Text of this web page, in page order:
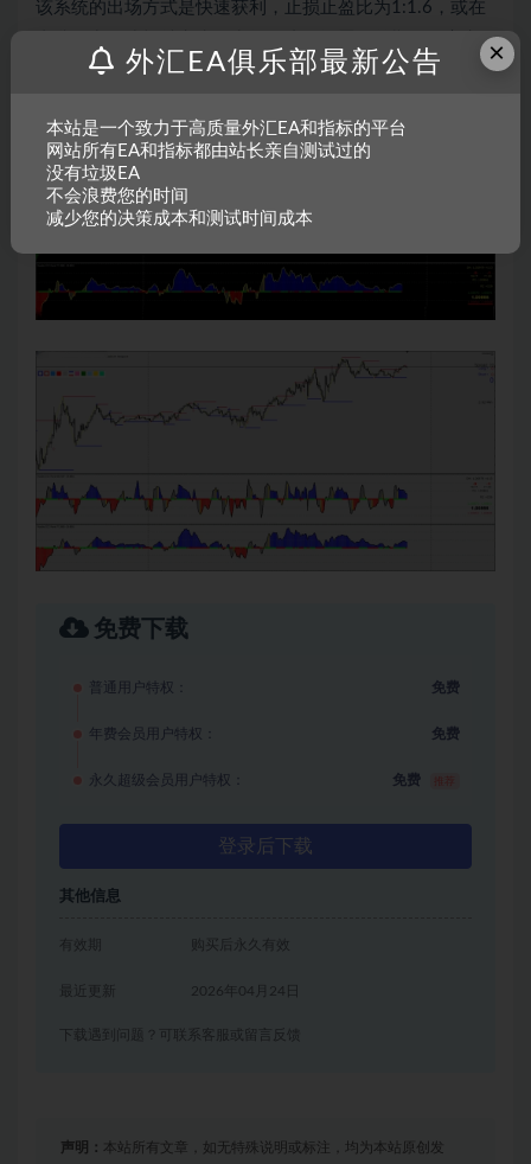
该系统的出场方式是快速获利，止损止盈比为1:1.6，或在
支撑阻力位或枢轴点水平出场。止损设置在前期摆动高点/
免费下载
普通用户特权： 免费
年费会员用户特权： 免费
永久超级会员用户特权： 免费
登录后下载
其他信息
有效期 购买后永久有效
2026年04月24日
下载遇到问题？可联系客服或留言反馈
声明： 本站所有文章，如无特殊说明或标注，均为本站原创发
×
外汇EA俱乐部最新公告
本站是一个致力于高质量外汇EA和指标的平台
网站所有EA和指标都由站长亲自测试过的
没有垃圾EA
不会浪费您的时间
减少您的决策成本和测试时间成本